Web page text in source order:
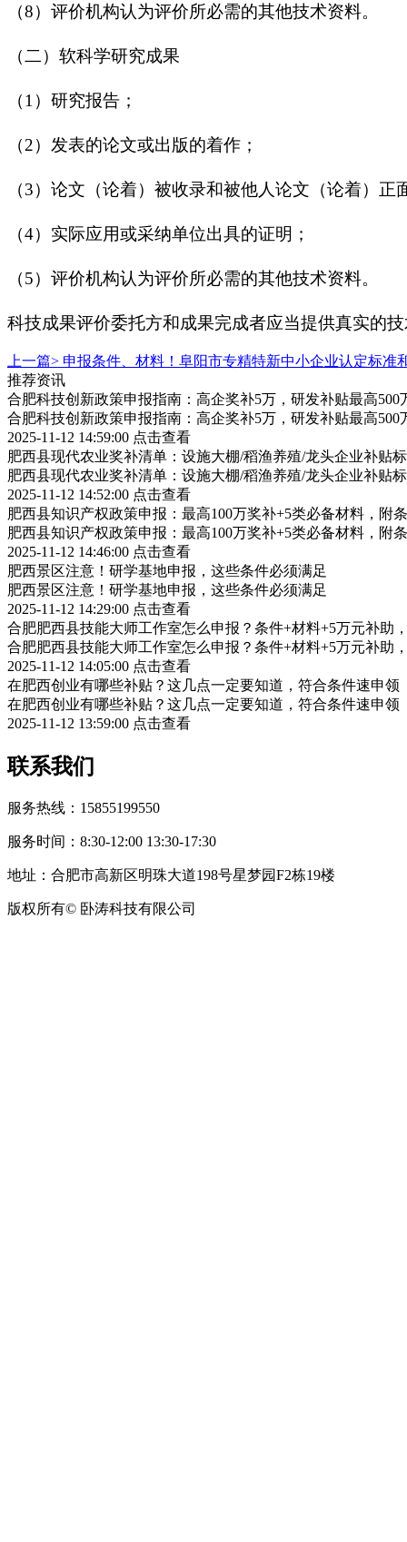
（8）评价机构认为评价所必需的其他技术资料。
（二）软科学研究成果
（1）研究报告；
（2）发表的论文或出版的着作；
（3）论文（论着）被收录和被他人论文（论着）正
（4）实际应用或采纳单位出具的证明；
（5）评价机构认为评价所必需的其他技术资料。
科技成果评价委托方和成果完成者应当提供真实的
上一篇> 申报条件、材料！阜阳市专精特新中小企业认定标准
推荐资讯
合肥科技创新政策申报指南：高企奖补5万，研发补贴最高500
合肥科技创新政策申报指南：高企奖补5万，研发补贴最高500
2025-11-12 14:59:00 点击查看
肥西县现代农业奖补清单：设施大棚/稻渔养殖/龙头企业补贴
肥西县现代农业奖补清单：设施大棚/稻渔养殖/龙头企业补贴
2025-11-12 14:52:00 点击查看
肥西县知识产权政策申报：最高100万奖补+5类必备材料，附
肥西县知识产权政策申报：最高100万奖补+5类必备材料，附
2025-11-12 14:46:00 点击查看
肥西景区注意！研学基地申报，这些条件必须满足
肥西景区注意！研学基地申报，这些条件必须满足
2025-11-12 14:29:00 点击查看
合肥肥西县技能大师工作室怎么申报？条件+材料+5万元补助
合肥肥西县技能大师工作室怎么申报？条件+材料+5万元补助
2025-11-12 14:05:00 点击查看
在肥西创业有哪些补贴？这几点一定要知道，符合条件速申领
在肥西创业有哪些补贴？这几点一定要知道，符合条件速申领
2025-11-12 13:59:00 点击查看
联系我们
服务热线：15855199550
服务时间：8:30-12:00 13:30-17:30
地址：合肥市高新区明珠大道198号星梦园F2栋19楼
版权所有© 卧涛科技有限公司